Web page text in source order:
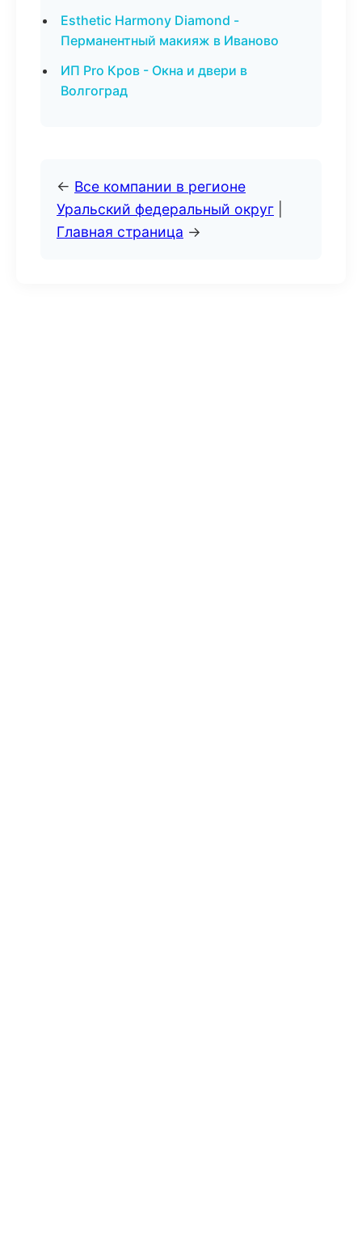
Esthetic Harmony Diamond -
Перманентный макияж в Иваново
ИП Pro Кров - Окна и двери в
Волгоград
← Все компании в регионе
Уральский федеральный округ
Главная страница →